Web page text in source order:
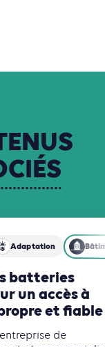
Adaptation
batteries
un accès à
et fiable
de